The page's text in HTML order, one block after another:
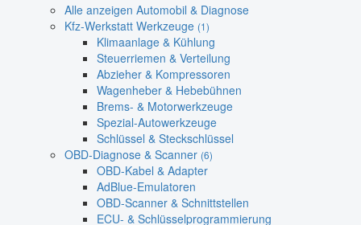
Alle anzeigen Automobil & Diagnose
Kfz-Werkstatt Werkzeuge (1)
Klimaanlage & Kühlung
Steuerriemen & Verteilung
Abzieher & Kompressoren
Wagenheber & Hebebühnen
Brems- & Motorwerkzeuge
Spezial-Autowerkzeuge
Schlüssel & Steckschlüssel
OBD-Diagnose & Scanner (6)
OBD-Kabel & Adapter
AdBlue-Emulatoren
OBD-Scanner & Schnittstellen
ECU- & Schlüsselprogrammierung